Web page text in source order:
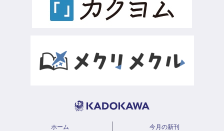
ホーム 今月の新刊